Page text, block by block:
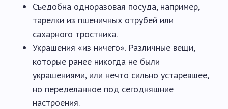
Съедобна одноразовая посуда, например,
тарелки из пшеничных отрубей или
сахарного тростника.
Украшения «из ничего». Различные вещи,
которые ранее никогда не были
украшениями, или нечто сильно устаревшее,
но переделанное под сегодняшние
настроения.